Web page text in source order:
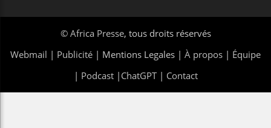
© Africa Presse, tous droits réservés
Webmail | Publicité | Mentions Legales | À propos | Équipe
| Podcast| ChatGPT| Contact